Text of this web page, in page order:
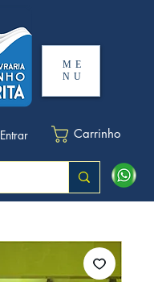
ME
NU
Entrar Carrinho